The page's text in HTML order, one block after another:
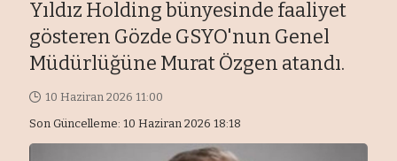
Yıldız Holding bünyesinde faaliyet
gösteren Gözde GSYO'nun Genel
Müdürlüğüne Murat Özgen atandı.
Son Güncelleme: 10 Haziran 2026 18:18
10 Haziran 2026 11:00